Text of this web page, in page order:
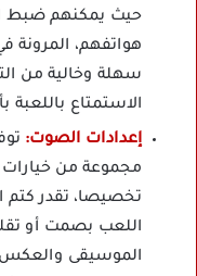
حيث يمكنهم ضبط
هواتفهم، المرونة
سهلة وخالية من
الاستمتاع
إعدادات الصوت:
مجموعة من خيارات
تخصيصا، تقدر كتم
اللعب بصمت أو
الموسيقى والعكس